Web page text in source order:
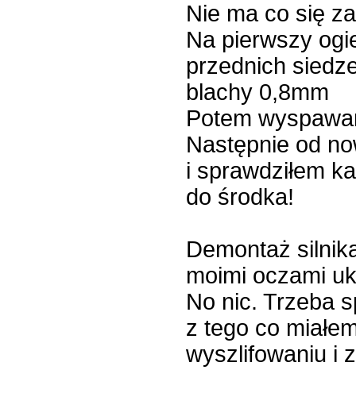
Nie ma co się
Na pierwszy
przednich
blachy 0,8mm
Potem
Następnie od
i sprawdziłem
do środka!
Demontaż
moimi oczami
No nic. Trzeba
z tego co
wyszlifowaniu i